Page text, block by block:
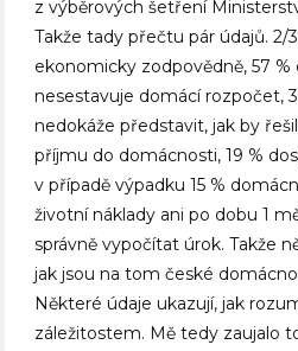
z výběrových šetření
Takže tady přečtu pár údajů. 2/
ekonomicky zodpovědně, 57
nesestavuje domácí rozpočet,
nedokáže představit, jak by
příjmu do domácnosti, 19 %
v případě výpadku 15 %
životní náklady ani po dobu 1
správně vypočítat úrok. Takže
jak jsou na tom české
Některé údaje ukazují, jak
záležitostem. Mě tedy zaujalo